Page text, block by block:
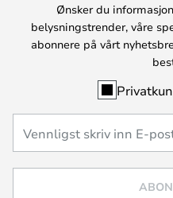
Ønsker du
belysningstrender, våre
abonnere på vårt